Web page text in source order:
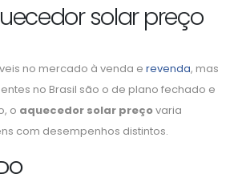
solar preço
no mercado à venda e revenda, mas
no Brasil são o de plano fechado e
o aquecedor solar preçovaria
com desempenhos distintos.